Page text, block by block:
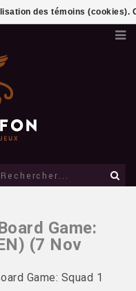
Game:
(7 Nov
Game: Squad 1
des témoins